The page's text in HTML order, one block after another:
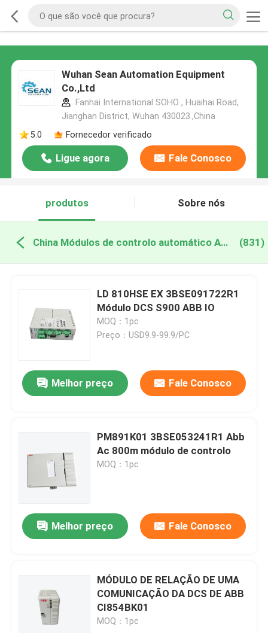
Wuhan Sean Automation Equipment
Co.,Ltd
Fanhai International SOHO , Huaihai Road,
Jianghan District, Wuhan 430023.,China
5.0
Fornecedor verificado
Ligue agora Fale Conosco
produtos Sobre nós
China Módulos de controlo automático ABB (831)
LD 810HSE EX 3BSE091722R1
Módulo DCS S900 ABB IO
MOQ：1pc
Preço：USD9.9-99.9/PC
Melhor preço Fale Conosco
PM891K01 3BSE053241R1 Abb
Ac 800m módulo de controlo
MOQ：1pc
Melhor preço Fale Conosco
MÓDULO DE RELAÇÃO DE UMA
COMUNICAÇÃO DA DCS DE ABB
CI854BK01
MOQ：1pc